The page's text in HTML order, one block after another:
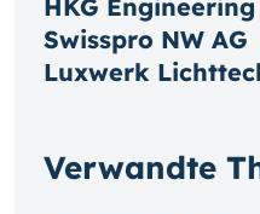
Verwandte
HKG Engineering
Swisspro NW AG
Luxwerk